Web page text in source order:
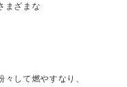
まざまな
して燃やすなり、